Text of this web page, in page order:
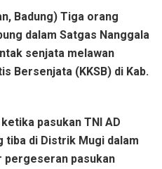
Badung) Tiga orang
dalam Satgas Nanggala
senjata melawan
Bersenjata (KKSB) di Kab.
pasukan TNI AD
tiba di Distrik Mugi dalam
pergeseran pasukan